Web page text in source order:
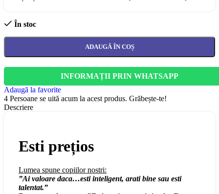
În stoc
ADAUGĂ ÎN COȘ
INFORMAȚII PRIN WHATSAPP
Adaugă la favorite
4 Persoane se uită acum la acest produs. Grăbește-te!
Descriere
Esti prețios
Lumea spune copiilor nostri:
”Ai valoare daca…esti inteligent, arati bine sau esti
talentat.”